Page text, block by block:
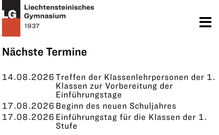
Nächste Termine
14.08.2026Treffen der Klassenlehrpersonen der 1.
Klassen zur Vorbereitung der
Einführungstage
17.08.2026 Beginn des neuen Schuljahres
17.08.2026 Einführungstag für die Klassen der 1.
Stufe
KONTAKT